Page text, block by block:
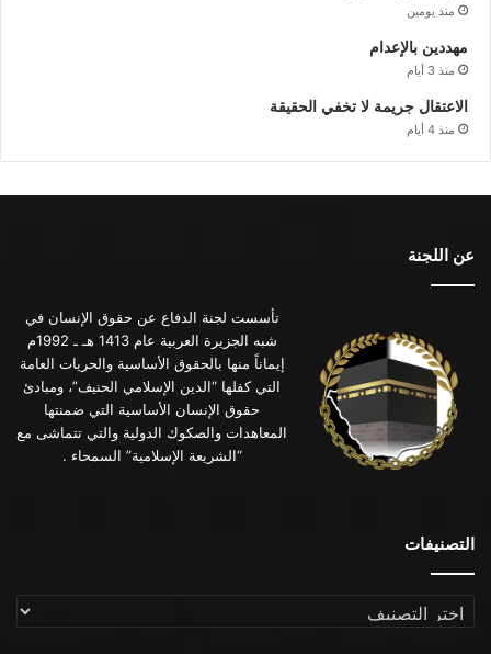
منذ يومين
مهددين بالإعدام
منذ 3 أيام
الاعتقال جريمة لا تخفي الحقيقة
منذ 4 أيام
عن اللجنة
تأسست لجنة الدفاع عن حقوق الإنسان في
شبه الجزيرة العربية عام 1413 هـ ـ 1992م
إيماناً منها بالحقوق الأساسية والحريات العامة
التي كفلها “الدين الإسلامي الحنيف”، ومبادئ
حقوق الإنسان الأساسية التي ضمنتها
المعاهدات والصكوك الدولية والتي تتماشى مع
“الشريعة الإسلامية” السمحاء .
التصنيفات
التصنيفات